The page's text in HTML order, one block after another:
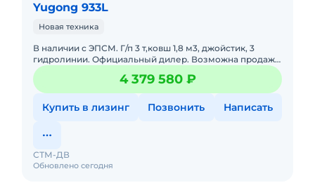
Yugong 933L
Новая техника
В наличии с ЭПСМ. Г/п 3 т,ковш 1,8 м3, джойстик, 3
гидролинии. Официальный дилер. Возможна продажа
в лизинг. Утилизационный сбор входит в стоимость.
Помогу с до
4 379 580 ₽
Купить в лизинг Позвонить Написать
Обновлено сегодня
СТМ-ДВ